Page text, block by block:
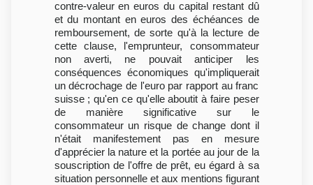
contre-valeur en euros du capital restant dû
et du montant en euros des échéances de
remboursement, de sorte qu'à la lecture de
cette clause, l'emprunteur, consommateur
non averti, ne pouvait anticiper les
conséquences économiques qu'impliquerait
un décrochage de l'euro par rapport au franc
suisse ; qu'en ce qu'elle aboutit à faire peser
de manière significative sur le
consommateur un risque de change dont il
n'était manifestement pas en mesure
d'apprécier la nature et la portée au jour de la
souscription de l'offre de prêt, eu égard à sa
situation personnelle et aux mentions figurant